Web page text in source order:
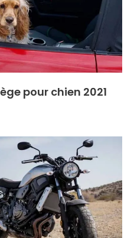
pour chien 2021